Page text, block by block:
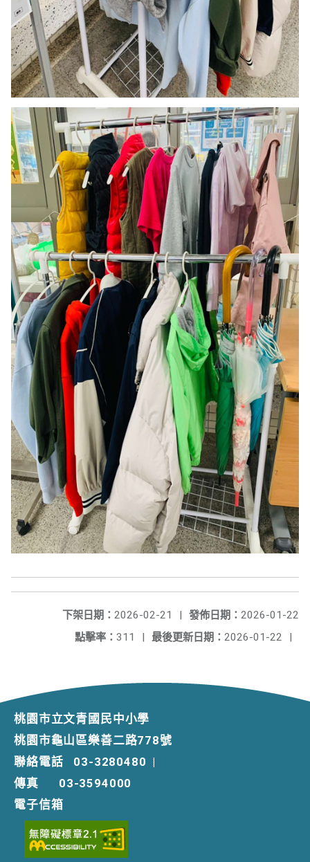
發佈日期： 2026-01-22
下架日期： 2026-02-21
|
最後更新日期： 2026-01-22 |
點擊率： 311 |
桃園市立文青國民中小學
桃園市龜山區樂善二路778號
聯絡電話
03-3280480 |
傳真
03-3594000
電子信箱